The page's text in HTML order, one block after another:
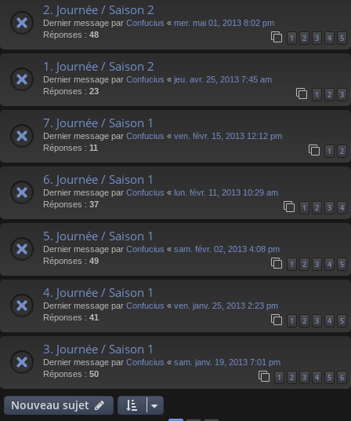
2. Journée / Saison 2
Dernier message par Confucius « mer. mai 01, 2013 8:02 pm
Réponses : 48 1 2 3 4 5
1. Journée / Saison 2
Dernier message par Confucius « jeu. avr. 25, 2013 7:45 am
Réponses : 23 1 2 3
7. Journée / Saison 1
Dernier message par Confucius « ven. févr. 15, 2013 12:12 pm
Réponses : 11 1 2
6. Journée / Saison 1
Dernier message par Confucius « lun. févr. 11, 2013 10:29 am
Réponses : 37 1 2 3 4
5. Journée / Saison 1
Dernier message par Confucius « sam. févr. 02, 2013 4:08 pm
Réponses : 49 1 2 3 4 5
4. Journée / Saison 1
Dernier message par Confucius « ven. janv. 25, 2013 2:23 pm
Réponses : 41 1 2 3 4 5
3. Journée / Saison 1
Dernier message par Confucius « sam. janv. 19, 2013 7:01 pm
Réponses : 50 1 2 3 4 5 6
Nouveau sujet